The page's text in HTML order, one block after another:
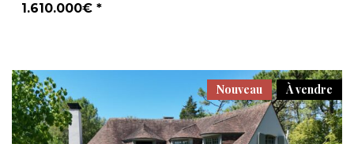
1.610.000€ *
À vendre
Nouveau